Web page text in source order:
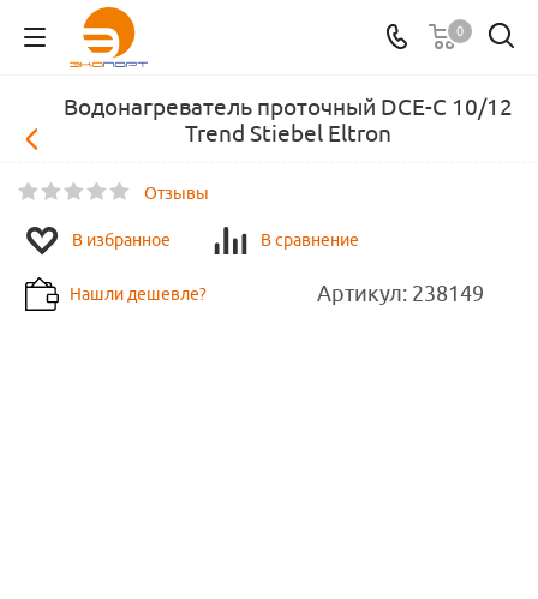
0
Водонагреватель проточный DCE-C 10/12
Trend Stiebel Eltron
Отзывы
В избранное В сравнение
Нашли дешевле? Артикул: 238149